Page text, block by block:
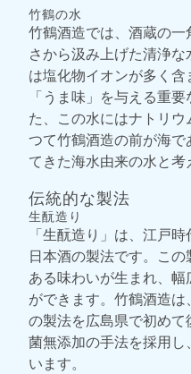
竹鶴の水
竹鶴酒造では、酒蔵の
さから汲み上げた清浄
は塩化物イオンが多く
「うま味」を与える重
た、この水にはナトリ
つて竹鶴酒造の前が海
てきた海水由来の水と考
伝統的な製法
生酛造り
「生酛造り」は、江戸
日本酒の製法です。こ
ある味わいが生まれ、
ができます。竹鶴酒造
の製法を広島県で初め
菌無添加の手法を採用
います。